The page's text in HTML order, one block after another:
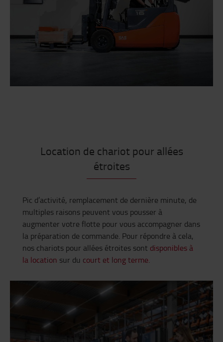
Location de chariot pour allées
étroites
Pic d’activité, remplacement de dernière minute, de
multiples raisons peuvent vous pousser à
augmenter votre flotte pour vous accompagner dans
la préparation de commande. Pour répondre à cela,
nos chariots pour allées étroites sont disponibles à
la location sur du court et long terme.